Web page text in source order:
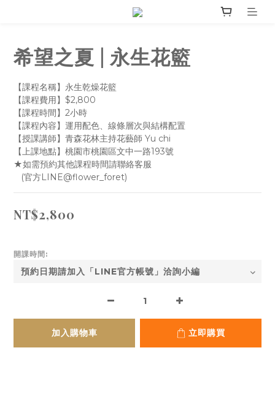
希望之夏 | 永生花籃
【課程名稱】永生乾燥花籃
【課程費用】$2,800
【課程時間】2小時
【課程內容】運用配色、線條層次與結構配置
【授課講師】青森花林主持花藝師 Yu chi
【上課地點】桃園市桃園區文中一路193號
★如需預約其他課程時間請聯絡客服
   (官方LINE@flower_foret)
NT$2,800
開課時間:
加入購物車 立即購買